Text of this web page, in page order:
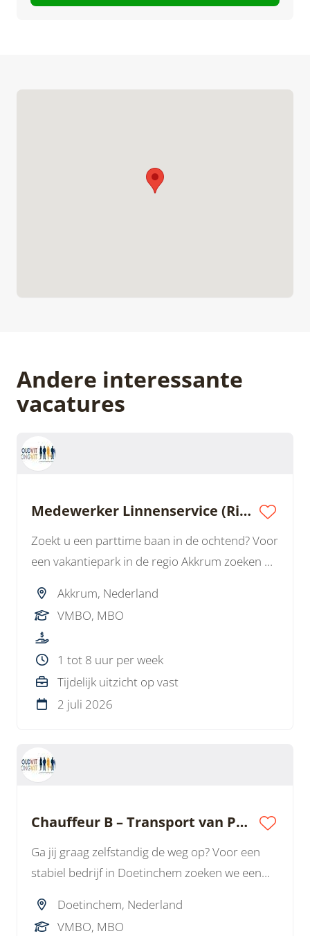
Andere interessante
vacatures
Medewerker Linnenservice (Rijbewijs B)
Zoekt u een parttime baan in de ochtend? Voor
een vakantiepark in de regio Akkrum zoeken we
zelfstandig, bent lekker onderweg en zorgt
voor het ophalen en bezorgen van linnengoed.
Akkrum, Nederland
VMBO, MBO
1 tot 8 uur per week
Tijdelijk uitzicht op vast
2 juli 2026
Chauffeur B – Transport van PVC-buizen
Ga jij graag zelfstandig de weg op? Voor een
stabiel bedrijf in Doetinchem zoeken we een
buizen. Een afwisselende baan met vaste uren,
Doetinchem, Nederland
VMBO, MBO